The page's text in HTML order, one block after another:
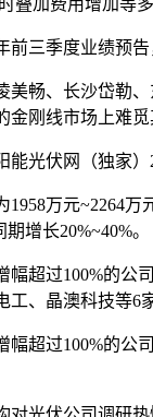
叠加费用增加等
季度业绩预告
畅、长沙岱勒、
金刚线市场上难
伏网（独家）
万元~2264万
增长20%~40%。
过100%的公司
、晶澳科技等6
过100%的公司